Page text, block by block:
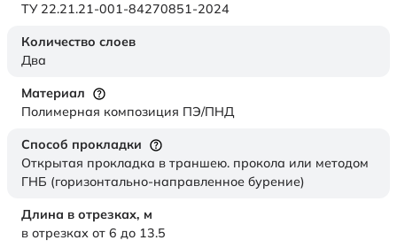
ТУ 22.21.21-001-84270851-2024
Количество слоев
Два
Материал
Полимерная композиция ПЭ/ПНД
Способ прокладки
Открытая прокладка в траншею. прокола или методом
ГНБ (горизонтально-направленное бурение)
Длина в отрезках, м
в отрезках от 6 до 13.5